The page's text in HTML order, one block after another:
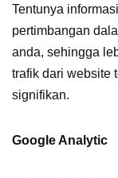
Tentunya
pertimbangan
anda, sehingga
trafik dari website
signifikan.
Google Analytic